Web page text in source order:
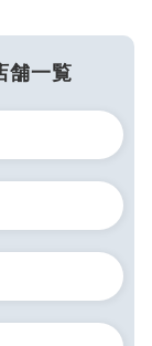
舗一覧